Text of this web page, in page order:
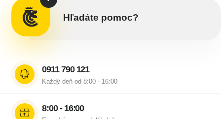
Hľadáte pomoc?
0911 790 121
Každý deň od 8:00 - 16:00
8:00 - 16:00